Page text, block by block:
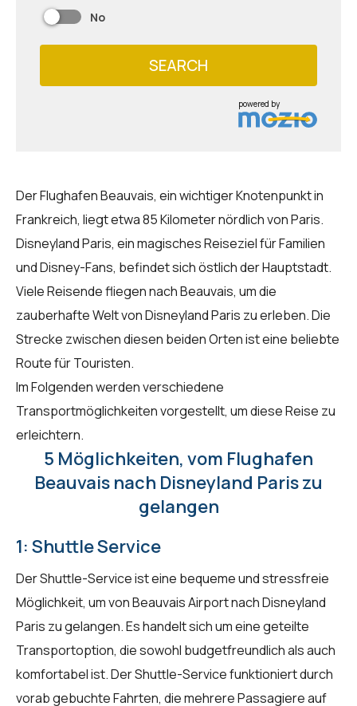
No
SEARCH
powered by
Der Flughafen Beauvais, ein wichtiger Knotenpunkt in
Frankreich, liegt etwa 85 Kilometer nördlich von Paris.
Disneyland Paris, ein magisches Reiseziel für Familien
und Disney-Fans, befindet sich östlich der Hauptstadt.
Viele Reisende fliegen nach Beauvais, um die
zauberhafte Welt von Disneyland Paris zu erleben. Die
Strecke zwischen diesen beiden Orten ist eine beliebte
Route für Touristen.
Im Folgenden werden verschiedene
Transportmöglichkeiten vorgestellt, um diese Reise zu
erleichtern.
5 Möglichkeiten, vom Flughafen
Beauvais nach Disneyland Paris zu
gelangen
1: Shuttle Service
Der Shuttle-Service ist eine bequeme und stressfreie
Möglichkeit, um von Beauvais Airport nach Disneyland
Paris zu gelangen. Es handelt sich um eine geteilte
Transportoption, die sowohl budgetfreundlich als auch
komfortabel ist. Der Shuttle-Service funktioniert durch
vorab gebuchte Fahrten, die mehrere Passagiere auf